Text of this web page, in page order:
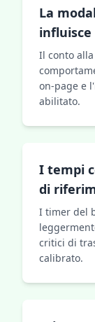
La
Il conto
on-page e
abilitato.
I tempi
di
I timer del
critici di
calibrato.